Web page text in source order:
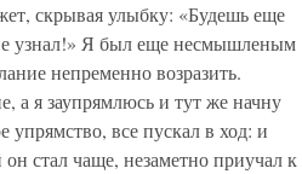
скрывая улыбку: «Будешь еще
узнал!» Я был еще несмышленым
непременно возразить.
а я заупрямлюсь и тут же начну
упрямство, все пускал в ход: и
стал чаще, незаметно приучал к